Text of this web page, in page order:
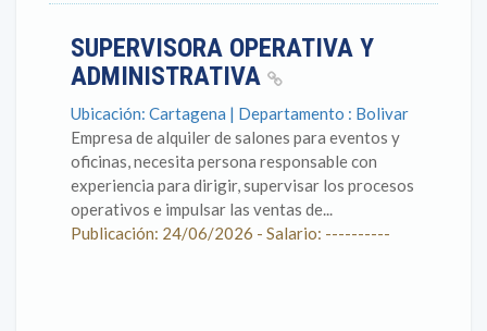
SUPERVISORA OPERATIVA Y
ADMINISTRATIVA
Ubicación: Cartagena | Departamento : Bolivar
Empresa de alquiler de salones para eventos y
oficinas, necesita persona responsable con
experiencia para dirigir, supervisar los procesos
operativos e impulsar las ventas de...
Publicación: 24/06/2026 - Salario: ----------